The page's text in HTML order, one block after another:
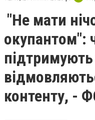
"Не мати
окупантом":
підтримують
контенту, -